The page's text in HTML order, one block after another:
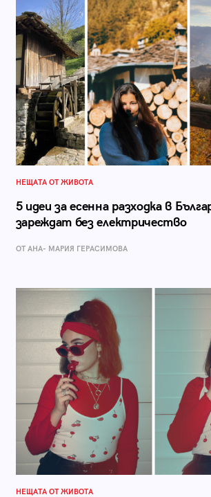
НЕЩАТА ОТ ЖИВОТА
5 идеи за есенна разходка в
зареждат без електричество
ОТ АНА- МАРИЯ ГЕРАСИМОВА
НЕЩАТА ОТ ЖИВОТА